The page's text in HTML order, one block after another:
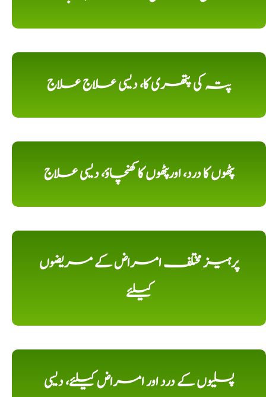
پتہ کی پتھری کا، دیسی علاج علاج
پٹھوں کا درد، اورپٹھوں کا کھنچاؤ، دیسی علاج
پرہیز مختلف امراض کے مریضوں
کیلئے
پسلیوں کے درد اور امراض کیلئے، دیسی